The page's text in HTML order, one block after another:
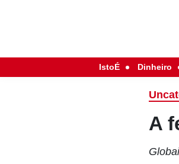
IstoÉ Dinheiro
A